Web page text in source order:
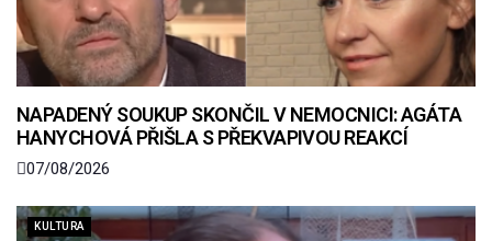
NAPADENÝ SOUKUP SKONČIL V NEMOCNICI: AGÁTA
HANYCHOVÁ PŘIŠLA S PŘEKVAPIVOU REAKCÍ
07/08/2026
KULTURA